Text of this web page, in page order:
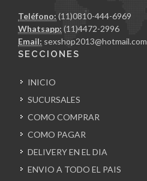
Teléfono: (11)0810-444-6969
Whatsapp: (11)4472-2996
Email: sexshop2013@hotmail.com
SECCIONES
INICIO
SUCURSALES
COMO COMPRAR
COMO PAGAR
DELIVERY EN EL DIA
ENVIO A TODO EL PAIS